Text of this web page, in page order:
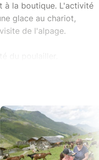
à la boutique. L'activité
glace au chariot,
de l'alpage.
du poulailler.
semaine, vous prévoyez
notre boutique, vous
êtes directement